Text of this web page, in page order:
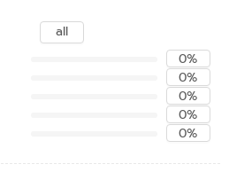
all
0%
0%
0%
0%
0%